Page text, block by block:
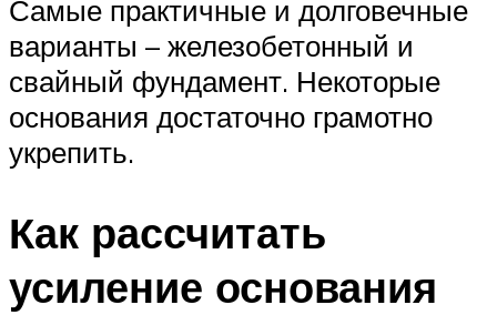
Самые практичные и долговечные
варианты – железобетонный и
свайный фундамент. Некоторые
основания достаточно грамотно
укрепить.
Как рассчитать
усиление основания